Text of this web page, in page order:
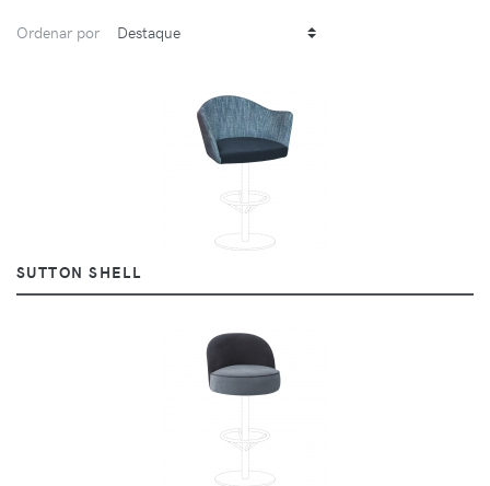
Ordenar por
SUTTON SHELL